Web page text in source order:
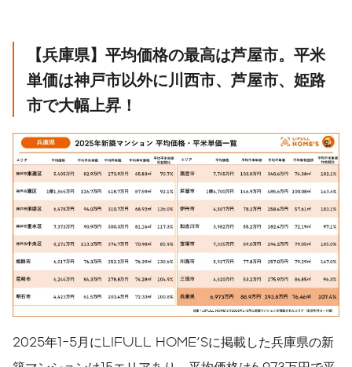
【兵庫県】平均価格の最高は芦屋市。平米
単価は神戸市以外に川西市、芦屋市、姫路
市で大幅上昇！
2025年1-5月にLIFULL HOME'Sに掲載した兵庫県の新